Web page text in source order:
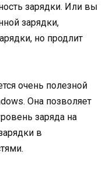
зарядки. Или вы
зарядки,
но продлит
очень полезной
Она позволяет
заряда на
в